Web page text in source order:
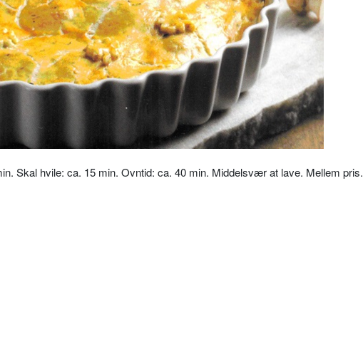
Skal hvile: ca. 15 min. Ovntid: ca. 40 min. Middelsvær at lave. Mellem pris.